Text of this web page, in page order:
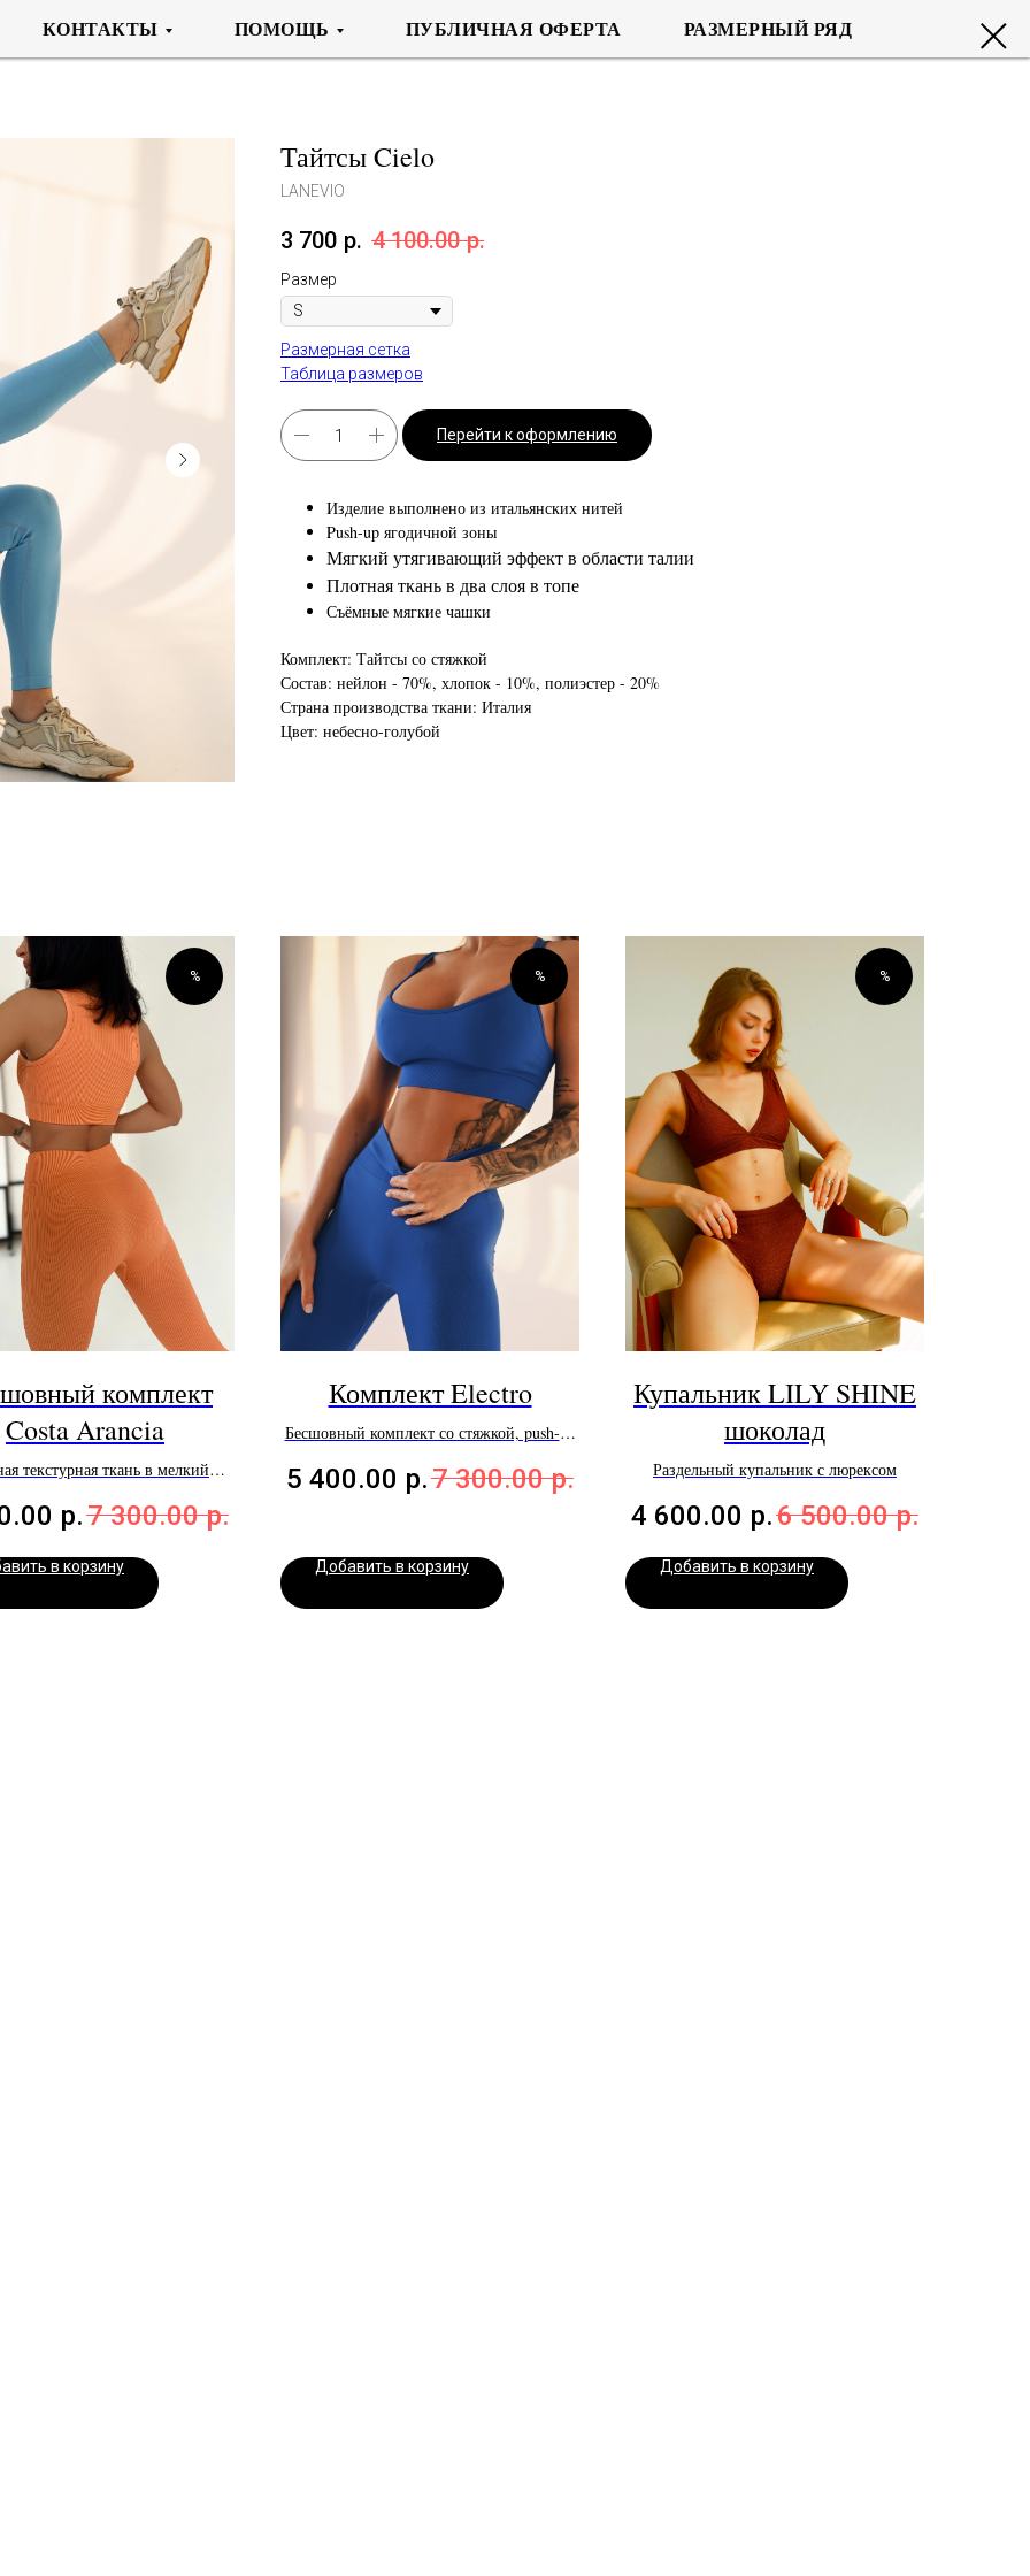
Тайтсы Cielo
LANEVIO
3 700 р. 4 100.00 р.
Размер
Размерная сетка
Таблица размеров
Перейти к оформлению
Изделие выполнено из итальянских нитей
Push-up ягодичной зоны
Мягкий утягивающий эффект в области талии
Плотная ткань в два слоя в топе
Съёмные мягкие чашки
Комплект: Тайтсы со стяжкой
Состав: нейлон - 70%, хлопок - 10%, полиэстер - 20%
Страна производства ткани: Италия
Цвет: небесно-голубой
%
комплект
Costa Arancia
текстурная ткань в мелкий
р.7 300.00 р.
в корзину
%
Комплект Electro
Бесшовный комплект со стяжкой, push-up
5 400.00 р.7 300.00 р.
Добавить в корзину
%
Купальник LILY SHINE
шоколад
Раздельный купальник с люрексом
4 600.00 р.6 500.00 р.
Добавить в корзину
КОНТАКТЫ ПОМОЩЬ ПУБЛИЧНАЯ ОФЕРТА РАЗМЕРНЫЙ РЯД